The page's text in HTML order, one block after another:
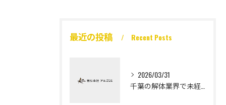
最近の投稿 Recent Posts
2026/03/31